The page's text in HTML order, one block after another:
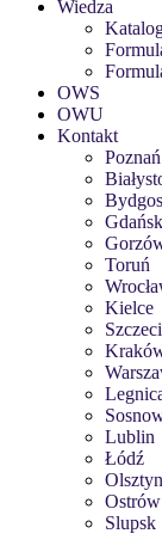
Wiedza
OWS
OWU
Kontakt
Poznań
Gdańsk
Toruń
Kielce
Lublin
Łódź
Olsztyn
Slupsk